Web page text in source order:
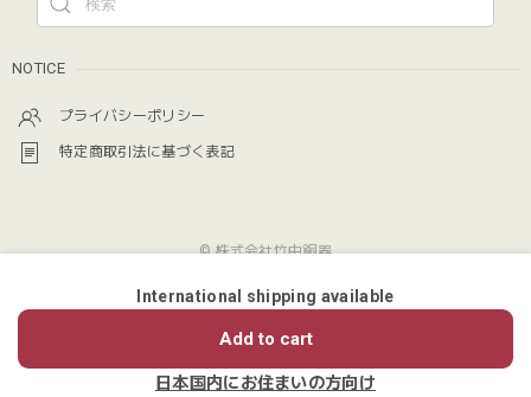
NOTICE
プライバシーポリシー
特定商取引法に基づく表記
© 株式会社竹中銅器
International shipping available
Add to cart
日本国内にお住まいの方向け
ショップに質問する